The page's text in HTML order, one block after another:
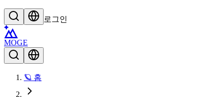
로그인
MOGE
🪐 홈